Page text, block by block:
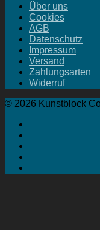
Über uns
Cookies
AGB
Datenschutz
Impressum
Versand
Zahlungsarten
Widerruf
© 2026 Kunstblock